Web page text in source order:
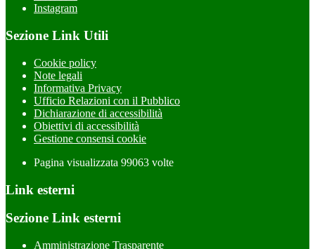
Instagram
Sezione Link Utili
Cookie policy
Note legali
Informativa Privacy
Ufficio Relazioni con il Pubblico
Dichiarazione di accessibilità
Obiettivi di accessibilità
Gestione consensi cookie
Pagina visualizzata 99063 volte
Link esterni
Sezione Link esterni
Amministrazione Trasparente